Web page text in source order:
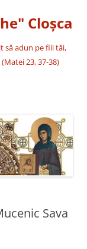
Cloşca
să adun pe fiii tăi,
23, 37-38)
Sava